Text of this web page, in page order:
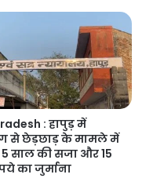
: हापुड़ में
से छेड़छाड़ के मामले में
5 साल की सजा और 15
का जुर्माना